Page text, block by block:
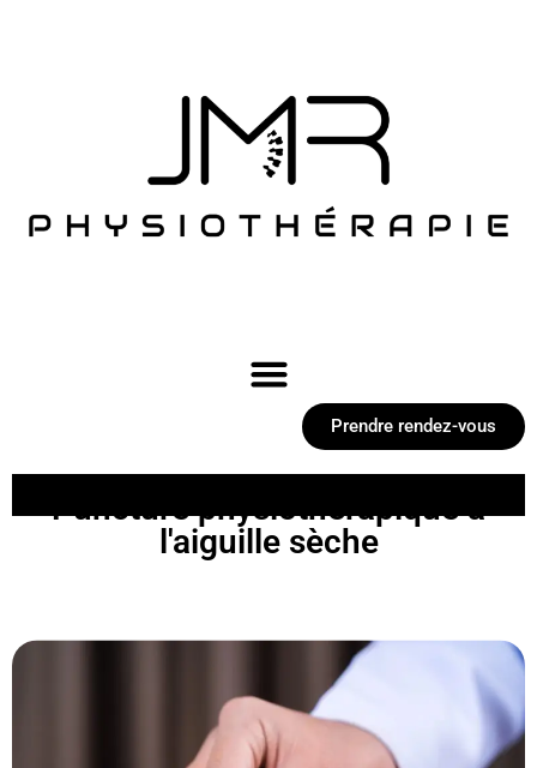
Prendre rendez-vous
Puncture physiothérapique à
l'aiguille sèche